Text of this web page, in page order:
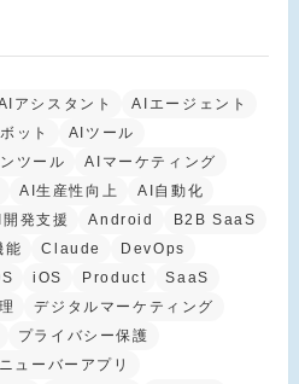
アシスタント
AIエージェント
ット
AIツール
ツール
AIマーケティング
AI生産性向上
AI自動化
発支援 Android
B2B SaaS
能 Claude
DevOps
iOS Product
SaaS
デジタルマーケティング
プライバシー保護
ューバーアプリ